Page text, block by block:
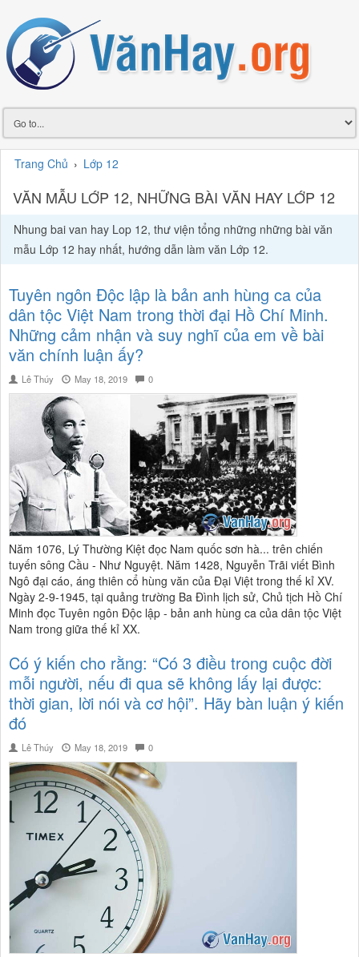
Trang Chủ › Lớp 12
VĂN MẪU LỚP 12, NHỮNG BÀI VĂN HAY LỚP 12
Nhung bai van hay Lop 12, thư viện tổng những những bài văn
mẫu Lớp 12 hay nhất, hướng dẫn làm văn Lớp 12.
Tuyên ngôn Độc lập là bản anh hùng ca của
dân tộc Việt Nam trong thời đại Hồ Chí Minh.
Những cảm nhận và suy nghĩ của em về bài
văn chính luận ấy?
Lê Thúy May 18, 2019 0
Năm 1076, Lý Thường Kiệt đọc Nam quốc sơn hà... trên chiến
tuyến sông Cầu - Như Nguyệt. Năm 1428, Nguyễn Trãi viết Bình
Ngô đại cáo, áng thiên cổ hùng văn của Đại Việt trong thế kỉ XV.
Ngày 2-9-1945, tại quảng trường Ba Đình lịch sử, Chủ tịch Hồ Chí
Minh đọc Tuyên ngôn Độc lập - bản anh hùng ca của dân tộc Việt
Nam trong giữa thế kỉ XX.
Có ý kiến cho rằng: “Có 3 điều trong cuộc đời
mỗi người, nếu đi qua sẽ không lấy lại được:
thời gian, lời nói và cơ hội”. Hãy bàn luận ý kiến
đó
Lê Thúy May 18, 2019 0